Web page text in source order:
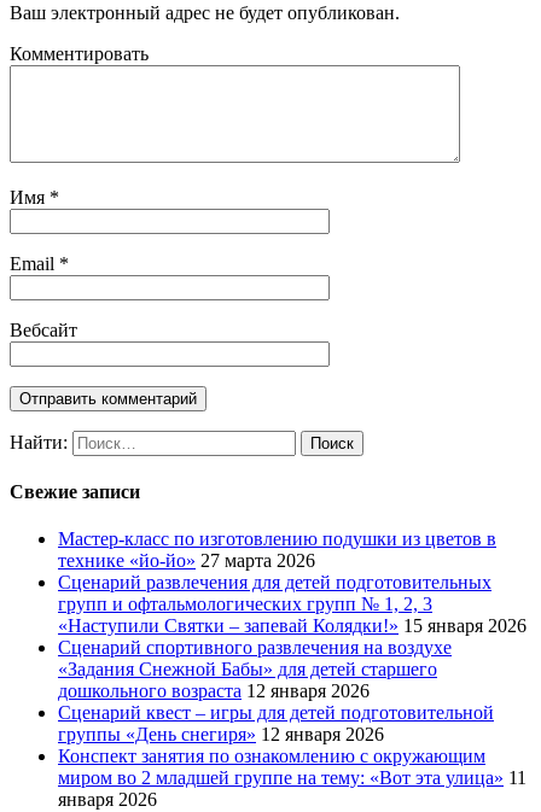
Ваш электронный адрес не будет опубликован.
Комментировать
Имя *
Email *
Вебсайт
Найти:
Свежие записи
Мастер-класс по изготовлению подушки из цветов в
технике «йо-йо» 27 марта 2026
Сценарий развлечения для детей подготовительных
групп и офтальмологических групп № 1, 2, 3
«Наступили Святки – запевай Колядки!» 15 января 2026
Сценарий спортивного развлечения на воздухе
«Задания Снежной Бабы» для детей старшего
дошкольного возраста 12 января 2026
Сценарий квест – игры для детей подготовительной
группы «День снегиря» 12 января 2026
Конспект занятия по ознакомлению с окружающим
миром во 2 младшей группе на тему: «Вот эта улица» 11
января 2026